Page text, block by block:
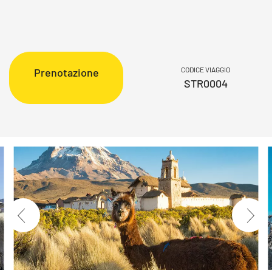
Prenotazione CODICE VIAGGIO
STR0004